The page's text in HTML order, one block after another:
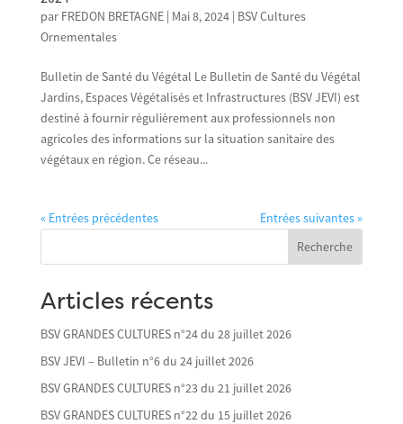
par FREDON BRETAGNE| Mai 8, 2024| BSV Cultures
Ornementales
Bulletin de Santé du Végétal Le Bulletin de Santé du Végétal
Jardins, Espaces Végétalisés et Infrastructures (BSV JEVI) est
destiné à fournir régulièrement aux professionnels non
agricoles des informations sur la situation sanitaire des
végétaux en région. Ce réseau...
« Entrées précédentes
Entrées suivantes »
Recherche
Articles récents
BSV GRANDES CULTURES n°24 du 28 juillet 2026
BSV JEVI – Bulletin n°6 du 24 juillet 2026
BSV GRANDES CULTURES n°23 du 21 juillet 2026
BSV GRANDES CULTURES n°22 du 15 juillet 2026